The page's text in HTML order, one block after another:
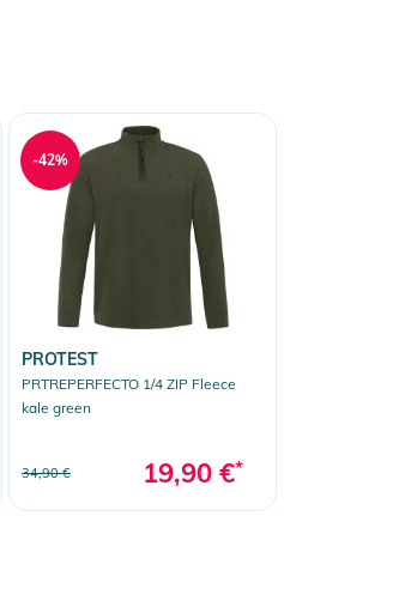
PROTEST
PRTREPERFECTO 1/4 ZIP Fleece
kale green
34,90 € 19,90 €*
-42%